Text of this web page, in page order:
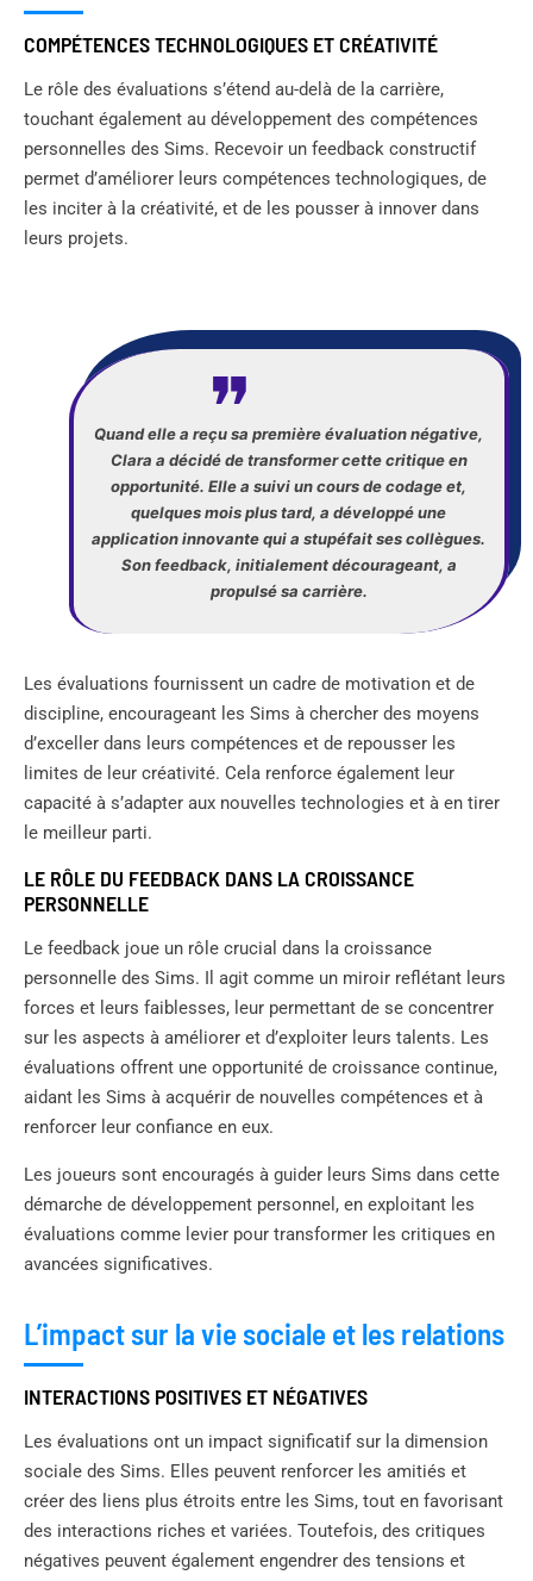
COMPÉTENCES TECHNOLOGIQUES ET CRÉATIVITÉ
Le rôle des évaluations s’étend au-delà de la carrière,
touchant également au développement des compétences
personnelles des Sims. Recevoir un feedback constructif
permet d’améliorer leurs compétences technologiques, de
les inciter à la créativité, et de les pousser à innover dans
leurs projets.
Quand elle a reçu sa première évaluation négative,
Clara a décidé de transformer cette critique en
opportunité. Elle a suivi un cours de codage et,
quelques mois plus tard, a développé une
application innovante qui a stupéfait ses collègues.
Son feedback, initialement décourageant, a
propulsé sa carrière.
Les évaluations fournissent un cadre de motivation et de
discipline, encourageant les Sims à chercher des moyens
d’exceller dans leurs compétences et de repousser les
limites de leur créativité. Cela renforce également leur
capacité à s’adapter aux nouvelles technologies et à en tirer
le meilleur parti.
LE RÔLE DU FEEDBACK DANS LA CROISSANCE
PERSONNELLE
Le feedback joue un rôle crucial dans la croissance
personnelle des Sims. Il agit comme un miroir reflétant leurs
forces et leurs faiblesses, leur permettant de se concentrer
sur les aspects à améliorer et d’exploiter leurs talents. Les
évaluations offrent une opportunité de croissance continue,
aidant les Sims à acquérir de nouvelles compétences et à
renforcer leur confiance en eux.
Les joueurs sont encouragés à guider leurs Sims dans cette
démarche de développement personnel, en exploitant les
évaluations comme levier pour transformer les critiques en
avancées significatives.
L’impact sur la vie sociale et les relations
INTERACTIONS POSITIVES ET NÉGATIVES
Les évaluations ont un impact significatif sur la dimension
sociale des Sims. Elles peuvent renforcer les amitiés et
créer des liens plus étroits entre les Sims, tout en favorisant
des interactions riches et variées. Toutefois, des critiques
négatives peuvent également engendrer des tensions et